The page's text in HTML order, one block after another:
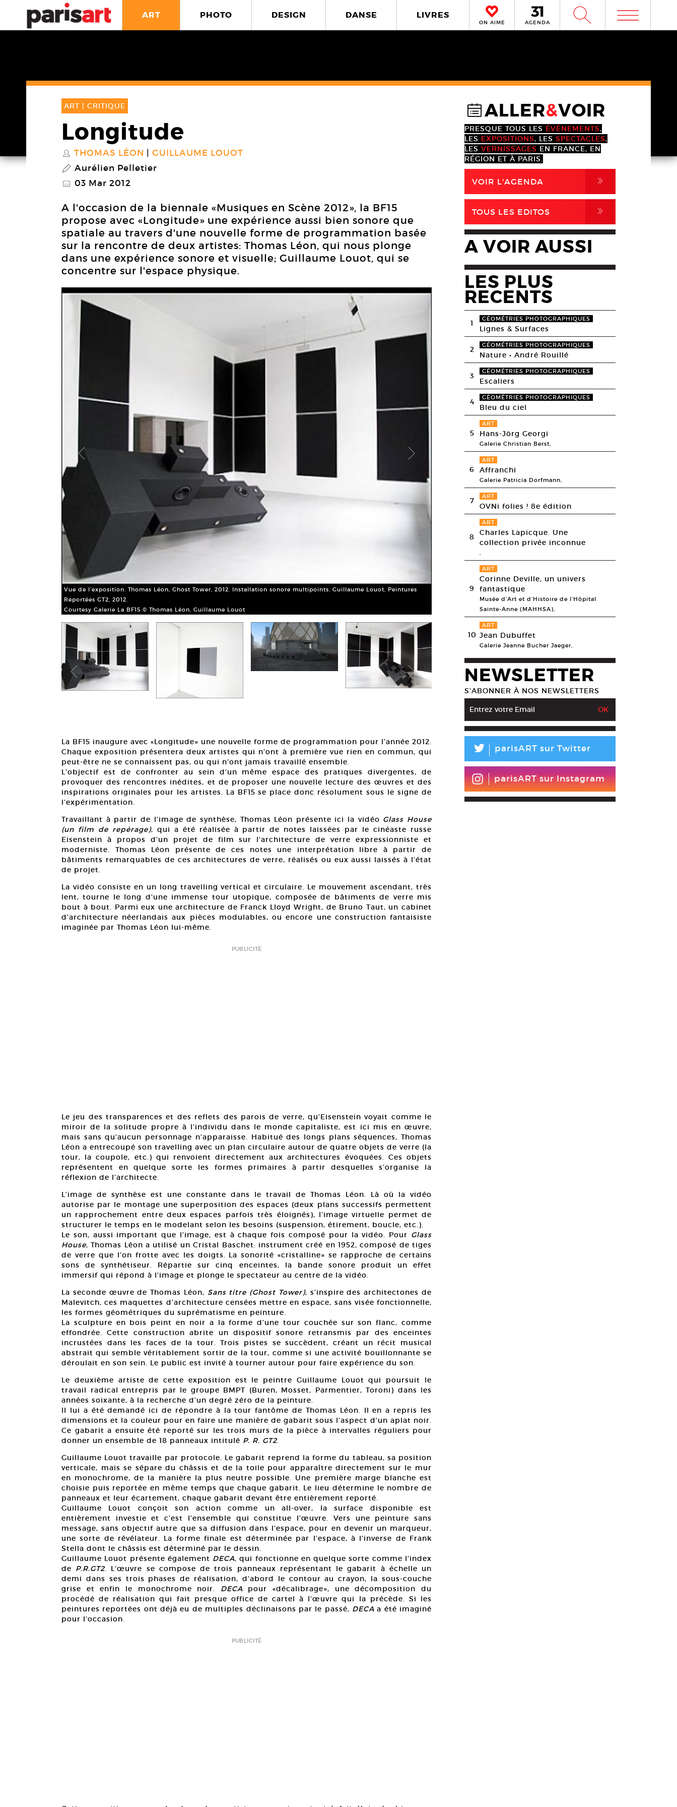
ART PHOTO DESIGN DANSE LIVRES
ON AIME AGENDA W m
ART | CRITIQUE
Longitude
S THOMAS LÉON GUILLAUME LOUOT
P Aurélien Pelletier
@ 03 Mar 2012
A l'occasion de la biennale «Musiques en Scène 2012», la BF15
propose avec «Longitude» une expérience aussi bien sonore que
spatiale au travers d'une nouvelle forme de programmation basée
sur la rencontre de deux artistes: Thomas Léon, qui nous plonge
dans une expérience sonore et visuelle; Guillaume Louot, qui se
concentre sur l'espace physique.
Vue de l’exposition. Thomas Léon, Ghost Tower, 2012. Installation sonore multipoints. Guillaume Louot, Peintures
Reportées GT2, 2012.
Courtesy Galerie La BF15 © Thomas Léon, Guillaume Louot
Guillaume Louot, DECA, 2012.
Courtesy Galerie La BF15 © Guillaume Louot
La BF15 inaugure avec «Longitude» une nouvelle forme de programmation pour l’année 2012.
Chaque exposition présentera deux artistes qui n’ont à première vue rien en commun, qui
peut-être ne se connaissent pas, ou qui n’ont jamais travaillé ensemble.
L’objectif est de confronter au sein d’un même espace des pratiques divergentes, de
provoquer des rencontres inédites, et de proposer une nouvelle lecture des œuvres et des
inspirations originales pour les artistes. La BF15 se place donc résolument sous le signe de
l’expérimentation.
Travaillant à partir de l’image de synthèse, Thomas Léon présente ici la vidéo Glass House
(un film de repérage), qui a été réalisée à partir de notes laissées par le cinéaste russe
Eisenstein à propos d’un projet de film sur l’architecture de verre expressionniste et
moderniste. Thomas Léon présente de ces notes une interprétation libre à partir de
bâtiments remarquables de ces architectures de verre, réalisés ou eux aussi laissés à l’état
de projet.
La vidéo consiste en un long travelling vertical et circulaire. Le mouvement ascendant, très
lent, tourne le long d’une immense tour utopique, composée de bâtiments de verre mis
bout à bout. Parmi eux une architecture de Franck Lloyd Wright, de Bruno Taut, un cabinet
d’architecture néerlandais aux pièces modulables, ou encore une construction fantaisiste
imaginée par Thomas Léon lui-même.
PUBLICITÉ
Le jeu des transparences et des reflets des parois de verre, qu’Eisenstein voyait comme le
miroir de la solitude propre à l’individu dans le monde capitaliste, est ici mis en œuvre,
mais sans qu’aucun personnage n’apparaisse. Habitué des longs plans séquences, Thomas
Léon a entrecoupé son travelling avec un plan circulaire autour de quatre objets de verre (la
tour, la coupole, etc.) qui renvoient directement aux architectures évoquées. Ces objets
représentent en quelque sorte les formes primaires à partir desquelles s’organise la
réflexion de l’architecte.
L’image de synthèse est une constante dans le travail de Thomas Léon. Là où la vidéo
autorise par le montage une superposition des espaces (deux plans successifs permettent
un rapprochement entre deux espaces parfois très éloignés), l’image virtuelle permet de
structurer le temps en le modelant selon les besoins (suspension, étirement, boucle, etc.).
Le son, aussi important que l’image, est à chaque fois composé pour la vidéo. Pour Glass
House, Thomas Léon a utilisé un Cristal Baschet: instrument créé en 1952, composé de tiges
de verre que l’on frotte avec les doigts. La sonorité «cristalline» se rapproche de certains
sons de synthétiseur. Répartie sur cinq enceintes, la bande sonore produit un effet
immersif qui répond à l’image et plonge le spectateur au centre de la vidéo.
La seconde œuvre de Thomas Léon, Sans titre (Ghost Tower), s’inspire des architectones de
Malevitch, ces maquettes d’architecture censées mettre en espace, sans visée fonctionnelle,
les formes géométriques du suprématisme en peinture.
La sculpture en bois peint en noir a la forme d’une tour couchée sur son flanc, comme
effondrée. Cette construction abrite un dispositif sonore retransmis par des enceintes
incrustées dans les faces de la tour. Trois pistes se succèdent, créant un récit musical
abstrait qui semble véritablement sortir de la tour, comme si une activité bouillonnante se
déroulait en son sein. Le public est invité à tourner autour pour faire expérience du son.
Le deuxième artiste de cette exposition est le peintre Guillaume Louot qui poursuit le
travail radical entrepris par le groupe BMPT (Buren, Mosset, Parmentier, Toroni) dans les
années soixante, à la recherche d’un degré zéro de la peinture.
Il lui a été demandé ici de répondre à la tour fantôme de Thomas Léon. Il en a repris les
dimensions et la couleur pour en faire une manière de gabarit sous l’aspect d’un aplat noir.
Ce gabarit a ensuite été reporté sur les trois murs de la pièce à intervalles réguliers pour
donner un ensemble de 18 panneaux intitulé P. R. GT2.
Guillaume Louot travaille par protocole. Le gabarit reprend la forme du tableau, sa position
verticale, mais se sépare du châssis et de la toile pour apparaître directement sur le mur
en monochrome, de la manière la plus neutre possible. Une première marge blanche est
choisie puis reportée en même temps que chaque gabarit. Le lieu détermine le nombre de
panneaux et leur écartement, chaque gabarit devant être entièrement reporté.
Guillaume Louot conçoit son action comme un all-over, la surface disponible est
entièrement investie et c’est l’ensemble qui constitue l’œuvre. Vers une peinture sans
message, sans objectif autre que sa diffusion dans l’espace, pour en devenir un marqueur,
une sorte de révélateur. La forme finale est déterminée par l’espace, à l’inverse de Frank
Stella dont le châssis est déterminé par le dessin.
Guillaume Louot présente également DECA, qui fonctionne en quelque sorte comme l’index
de P.R.GT2. L’œuvre se compose de trois panneaux représentant le gabarit à échelle un
demi dans ses trois phases de réalisation, d’abord le contour au crayon, la sous-couche
grise et enfin le monochrome noir. DECApour «décalibrage», une décomposition du
procédé de réalisation qui fait presque office de cartel à l’œuvre qui la précède. Si les
peintures reportées ont déjà eu de multiples déclinaisons par le passé, DECAa été imaginé
pour l’occasion.
PUBLICITÉ
@ALLER&VOIR
PRESQUE TOUS LES ÉVÈNEMENTS,
LES EXPOSITIONS, LES SPECTACLES,
LES VERNISSAGES EN FRANCE, EN
RÉGION ET À PARIS.
VOIR L'AGENDA ,
TOUS LES EDITOS ,
A VOIR AUSSI
LES PLUS
RECENTS
1 GÉOMÉTRIES PHOTOGRAPHIQUES
Lignes & Surfaces
2 GÉOMÉTRIES PHOTOGRAPHIQUES
Nature • André Rouillé
3 GÉOMÉTRIES PHOTOGRAPHIQUES
Escaliers
4 GÉOMÉTRIES PHOTOGRAPHIQUES
Bleu du ciel
5
ART
Hans-Jörg Georgi
Galerie Christian Berst,
6
ART
Affranchi
Galerie Patricia Dorfmann,
7 ART
OVNi folies ! 8e édition
8
ART
Charles Lapicque. Une
collection privée inconnue
,
9
ART
Corinne Deville, un univers
fantastique
Musée d’Art et d’Histoire de l’Hôpital
Sainte-Anne (MAHHSA),
10
ART
Jean Dubuffet
Galerie Jeanne Bucher Jaeger,
NEWSLETTER
S’ABONNER À NOS NEWSLETTERS
L parisART sur Twitter
parisART sur Instagram